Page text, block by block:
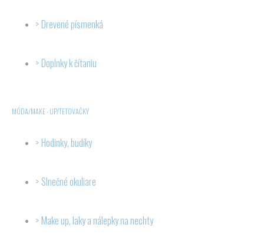
Drevené písmenká
Doplnky k čítaniu
MÓDA/MAKE - UP/TETOVAČKY
Hodinky, budíky
Slnečné okuliare
Make up, laky a nálepky na nechty